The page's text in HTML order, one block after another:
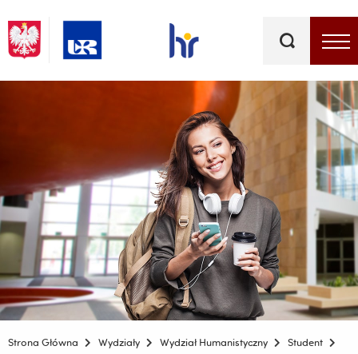
kluczowe
Strona Główna Wydziały Wydział Humanistyczny
Student